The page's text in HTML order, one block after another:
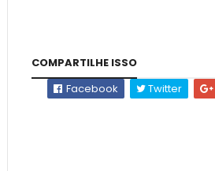
COMPARTILHE ISSO
Facebook
Twitter